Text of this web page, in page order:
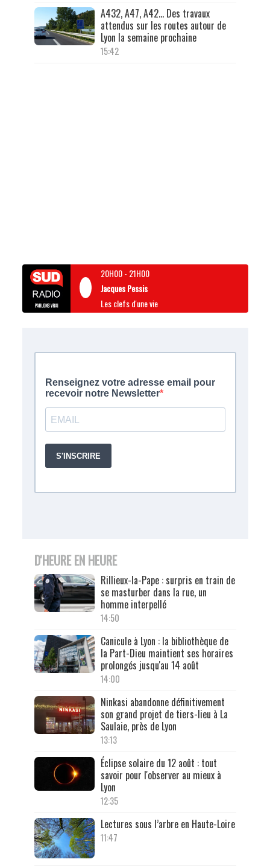
A432, A47, A42… Des travaux
attendus sur les routes autour de
Lyon la semaine prochaine
15:42
20H00- 21H00
Jacques Pessis
Les clefs d'une vie
D'HEURE EN HEURE
Rillieux-la-Pape : surpris en train de
se masturber dans la rue, un
homme interpellé
14:50
Canicule à Lyon : la bibliothèque de
la Part-Dieu maintient ses horaires
prolongés jusqu'au 14 août
14:00
Ninkasi abandonne définitivement
son grand projet de tiers-lieu à La
Saulaie, près de Lyon
13:13
Éclipse solaire du 12 août : tout
savoir pour l'observer au mieux à
Lyon
12:35
Lectures sous l’arbre en Haute-Loire
11:47